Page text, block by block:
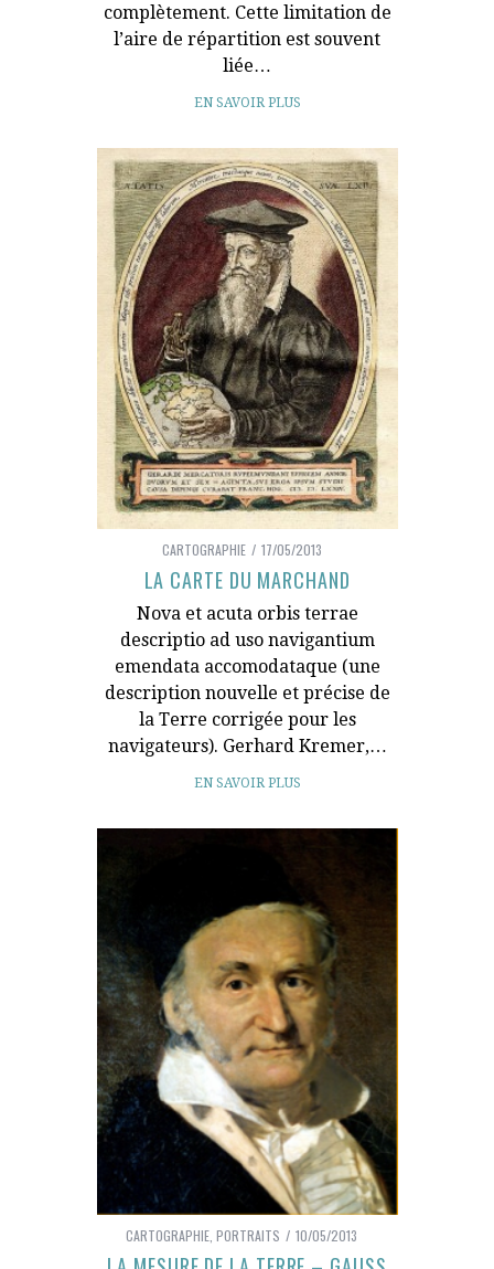
complètement. Cette limitation de
l’aire de répartition est souvent
liée…
EN SAVOIR PLUS
CARTOGRAPHIE 17/05/2013
LA CARTE DU MARCHAND
Nova et acuta orbis terrae
descriptio ad uso navigantium
emendata accomodataque (une
description nouvelle et précise de
la Terre corrigée pour les
navigateurs). Gerhard Kremer,…
EN SAVOIR PLUS
CARTOGRAPHIE PORTRAITS 10/05/2013